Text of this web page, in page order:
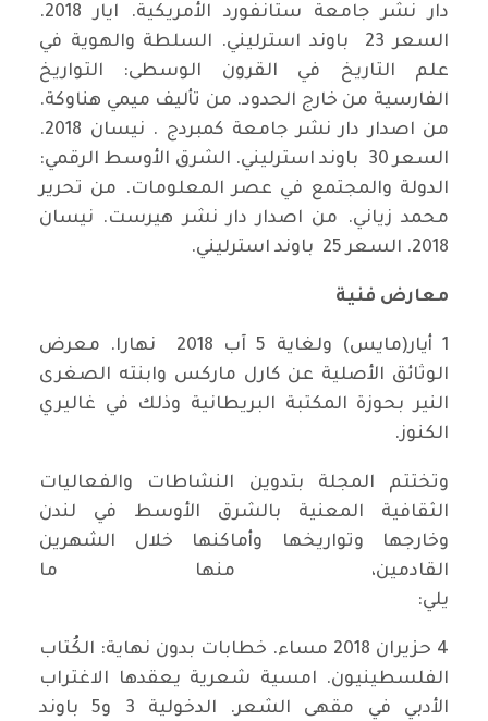
دار نشر جامعة ستانفورد الأمريكية. ايار 2018.
السعر 23 باوند استرليني. السلطة والهوية في
علم التاريخ في القرون الوسطى: التواريخ
الفارسية من خارج الحدود. من تأليف ميمي هناوكة.
من اصدار دار نشر جامعة كمبردج . نيسان 2018.
السعر 30 باوند استرليني. الشرق الأوسط الرقمي:
الدولة والمجتمع في عصر المعلومات. من تحرير
محمد زياني. من اصدار دار نشر هيرست. نيسان
2018. السعر 25 باوند استرليني.
معارض فنية
1 أيار(مايس) ولغاية 5 آب 2018 نهارا. معرض
الوثائق الأصلية عن كارل ماركس وابنته الصغرى
النير بحوزة المكتبة البريطانية وذلك في غاليري
الكنوز.
وتختتم المجلة بتدوين النشاطات والفعاليات
الثقافية المعنية بالشرق الأوسط في لندن
وخارجها وتواريخها وأماكنها خلال الشهرين
القادمين، منها ما
يلي:
4 حزيران 2018 مساء. خطابات بدون نهاية: الكُتاب
الفلسطينيون. امسية شعرية يعقدها الاغتراب
الأدبي في مقهى الشعر. الدخولية 3 و5 باوند